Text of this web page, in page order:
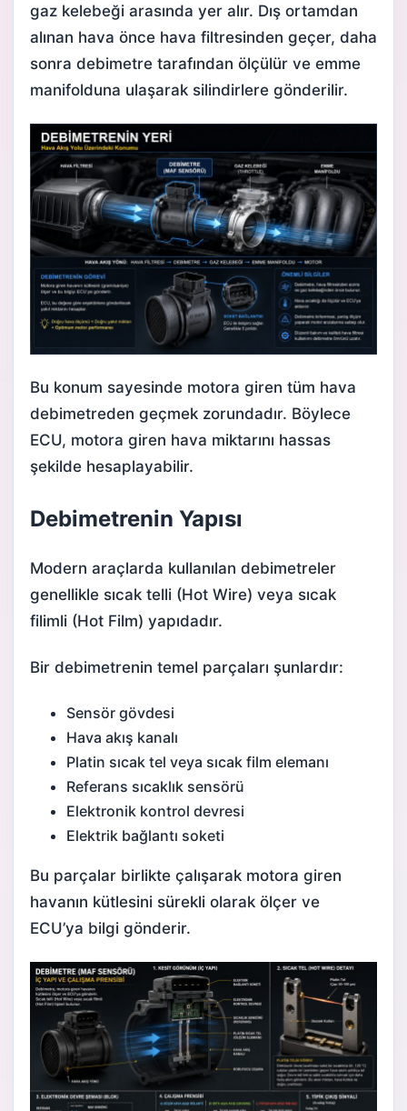
gaz kelebeği arasında yer alır. Dış ortamdan
alınan hava önce hava filtresinden geçer, daha
sonra debimetre tarafından ölçülür ve emme
manifolduna ulaşarak silindirlere gönderilir.
Bu konum sayesinde motora giren tüm hava
debimetreden geçmek zorundadır. Böylece
ECU, motora giren hava miktarını hassas
şekilde hesaplayabilir.
Debimetrenin Yapısı
Modern araçlarda kullanılan debimetreler
genellikle sıcak telli (Hot Wire) veya sıcak
filimli (Hot Film) yapıdadır.
Bir debimetrenin temel parçaları şunlardır:
Sensör gövdesi
Hava akış kanalı
Platin sıcak tel veya sıcak film elemanı
Referans sıcaklık sensörü
Elektronik kontrol devresi
Elektrik bağlantı soketi
Bu parçalar birlikte çalışarak motora giren
havanın kütlesini sürekli olarak ölçer ve
ECU’ya bilgi gönderir.